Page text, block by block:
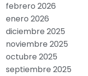
febrero 2026
enero 2026
diciembre 2025
noviembre 2025
octubre 2025
septiembre 2025